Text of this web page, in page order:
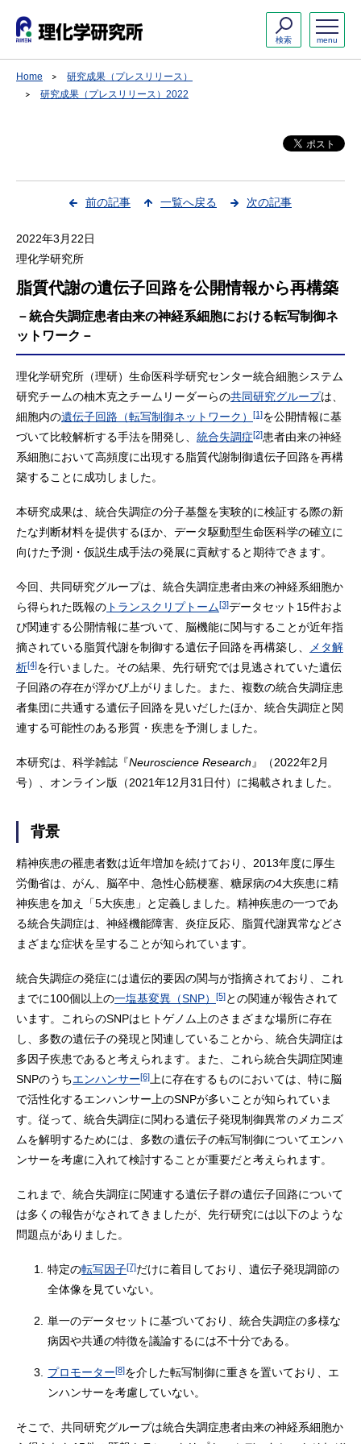
menu
検索
Home
研究成果（プレスリリース）
研究成果（プレスリリース）2022
前の記事 一覧へ戻る 次の記事
2022年3月22日
理化学研究所
脂質代謝の遺伝子回路を公開情報から再構築
－統合失調症患者由来の神経系細胞における転写制御ネ
ットワーク－
理化学研究所（理研）生命医科学研究センター統合細胞システム
研究チームの柚木克之チームリーダーらの共同研究グループは、
細胞内の遺伝子回路（転写制御ネットワーク） [1]を公開情報に基
づいて比較解析する手法を開発し、 統合失調症[2]患者由来の神経
系細胞において高頻度に出現する脂質代謝制御遺伝子回路を再構
築することに成功しました。
本研究成果は、統合失調症の分子基盤を実験的に検証する際の新
たな判断材料を提供するほか、データ駆動型生命医科学の確立に
向けた予測・仮説生成手法の発展に貢献すると期待できます。
今回、共同研究グループは、統合失調症患者由来の神経系細胞か
ら得られた既報の トランスクリプトーム[3]データセット15件およ
び関連する公開情報に基づいて、脳機能に関与することが近年指
摘されている脂質代謝を制御する遺伝子回路を再構築し、
メタ解
析[4]を行いました。その結果、先行研究では見逃されていた遺伝
子回路の存在が浮かび上がりました。また、複数の統合失調症患
者集団に共通する遺伝子回路を見いだしたほか、統合失調症と関
連する可能性のある形質・疾患を予測しました。
本研究は、科学雑誌『Neuroscience Research 』（2022年2月
号）、オンライン版（2021年12月31日付）に掲載されました。
背景
精神疾患の罹患者数は近年増加を続けており、2013年度に厚生
労働省は、がん、脳卒中、急性心筋梗塞、糖尿病の4大疾患に精
神疾患を加え「5大疾患」と定義しました。精神疾患の一つであ
る統合失調症は、神経機能障害、炎症反応、脂質代謝異常などさ
まざまな症状を呈することが知られています。
統合失調症の発症には遺伝的要因の関与が指摘されており、これ
までに100個以上の一塩基変異（SNP） [5]との関連が報告されて
います。これらのSNPはヒトゲノム上のさまざまな場所に存在
し、多数の遺伝子の発現と関連していることから、統合失調症は
多因子疾患であると考えられます。また、これら統合失調症関連
SNPのうちエンハンサー[6] 上に存在するものにおいては、特に脳
で活性化するエンハンサー上のSNPが多いことが知られていま
す。従って、統合失調症に関わる遺伝子発現制御異常のメカニズ
ムを解明するためには、多数の遺伝子の転写制御についてエンハ
ンサーを考慮に入れて検討することが重要だと考えられます。
これまで、統合失調症に関連する遺伝子群の遺伝子回路について
は多くの報告がなされてきましたが、先行研究には以下のような
問題点がありました。
1. 特定の転写因子[7]だけに着目しており、遺伝子発現調節の
全体像を見ていない。
2.
単一のデータセットに基づいており、統合失調症の多様な
病因や共通の特徴を議論するには不十分である。
3. プロモーター[8]を介した転写制御に重きを置いており、エ
ンハンサーを考慮していない。
そこで、共同研究グループは統合失調症患者由来の神経系細胞か